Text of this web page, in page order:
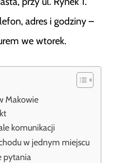
adres i godziny –
we wtorek.
Makowie
komunikacji
w jednym miejscu
pytania